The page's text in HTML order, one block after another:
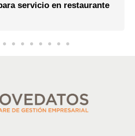
servicio en restaurante